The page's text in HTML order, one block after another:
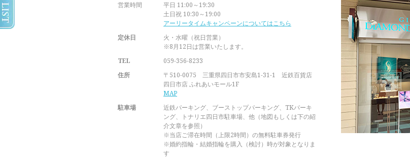
営業時間
平日 11:00～19:30
土日祝 10:30～19:00
アーリータイムキャンペーンについてはこちら
定休日
火・水曜（祝日営業）
※8月12日は営業いたします。
TEL
059-356-8233
住所
〒510-0075 三重県四日市市安島1-31-1 近鉄百貨店
四日市店 ふれあいモール1F
MAP
駐車場
近鉄パーキング、ブーストップパーキング、TKパーキ
ング、トナリエ四日市駐車場、他（地図もしくは下の紹
介文章を参照）
※当店ご滞在時間（上限2時間）の無料駐車券発行
※婚約指輪・結婚指輪を購入（検討）時が対象となりま
す